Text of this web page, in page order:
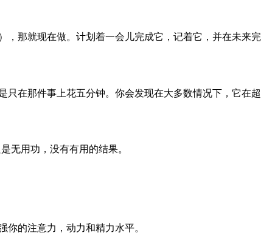
那就现在做。计划着一会儿完成它，记着它，并在未来
在那件事上花五分钟。你会发现在大多数情况下，它在
无用功，没有有用的结果。
的注意力，动力和精力水平。